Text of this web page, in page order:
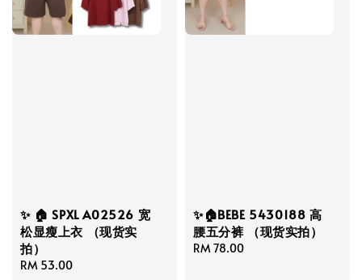
✨ 🏠 SPXL A02526 宽
松显瘦上衣 （现货实
拍）
Regular
RM 53.00
✨🏠BEBE 5430188 高
腰五分裤 （现货实拍）
Regular
RM 78.00